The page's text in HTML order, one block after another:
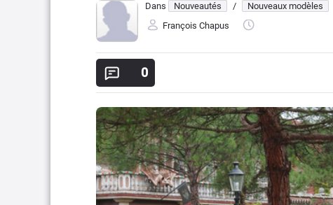
Dans Nouveautés /
Nouveaux modèles
François Chapus
0